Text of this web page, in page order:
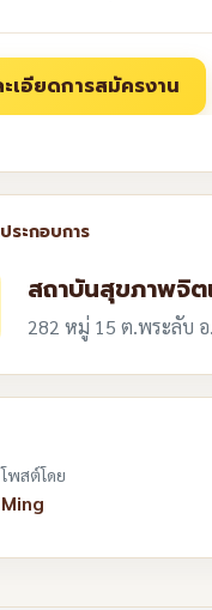
สถาบันสุขภาพจิต
282 หมู่ 15 ต.พระลับ
โพสต์โดย
Ming